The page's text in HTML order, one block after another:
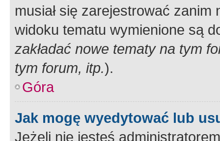
musiał się zarejestrować
widoku tematu wymienione są
zakładać nowe tematy na tym
tym forum, itp.).
Góra
Jak mogę wyedytować lub
Jeżeli nie jesteś